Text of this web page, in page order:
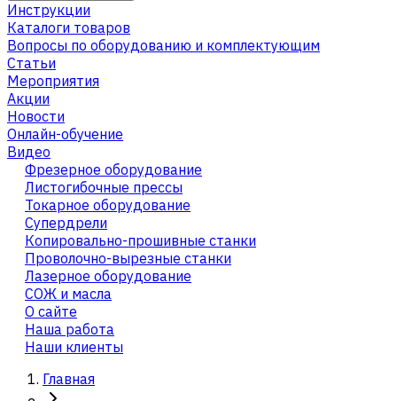
Инструкции
Каталоги товаров
Вопросы по оборудованию и комплектующим
Статьи
Мероприятия
Акции
Новости
Онлайн-обучение
Видео
Фрезерное оборудование
Листогибочные прессы
Токарное оборудование
Cупердрели
Копировально-прошивные станки
Проволочно-вырезные станки
Лазерное оборудование
СОЖ и масла
О сайте
Наша работа
Наши клиенты
Главная